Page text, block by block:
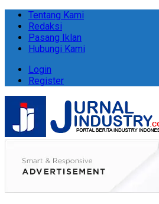
Tentang Kami
Redaksi
Pasang Iklan
Hubungi Kami
Login
Register